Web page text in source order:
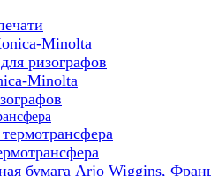
Minolta
ризографов
Minolta
бумага Arjo Wiggins,